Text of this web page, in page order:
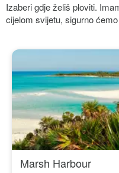
Izaberi gdje želiš ploviti.
cijelom svijetu, sigurno
Marsh Harbour